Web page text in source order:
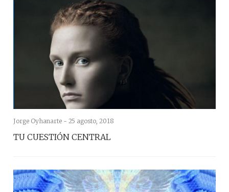
Jorge Oyhanarte - 25 agosto, 2018
TU CUESTIÓN CENTRAL